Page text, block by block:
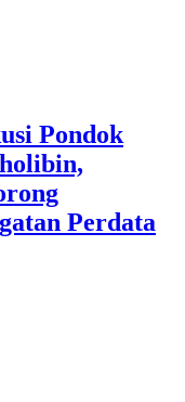
Pondok
Perdata